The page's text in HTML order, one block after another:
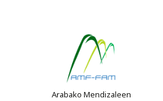
Arabako Mendizaleen